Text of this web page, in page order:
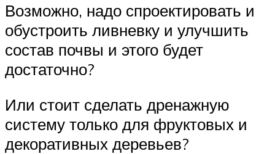
Возможно, надо спроектировать и
обустроить ливневку и улучшить
состав почвы и этого будет
достаточно?
Или стоит сделать дренажную
систему только для фруктовых и
декоративных деревьев?